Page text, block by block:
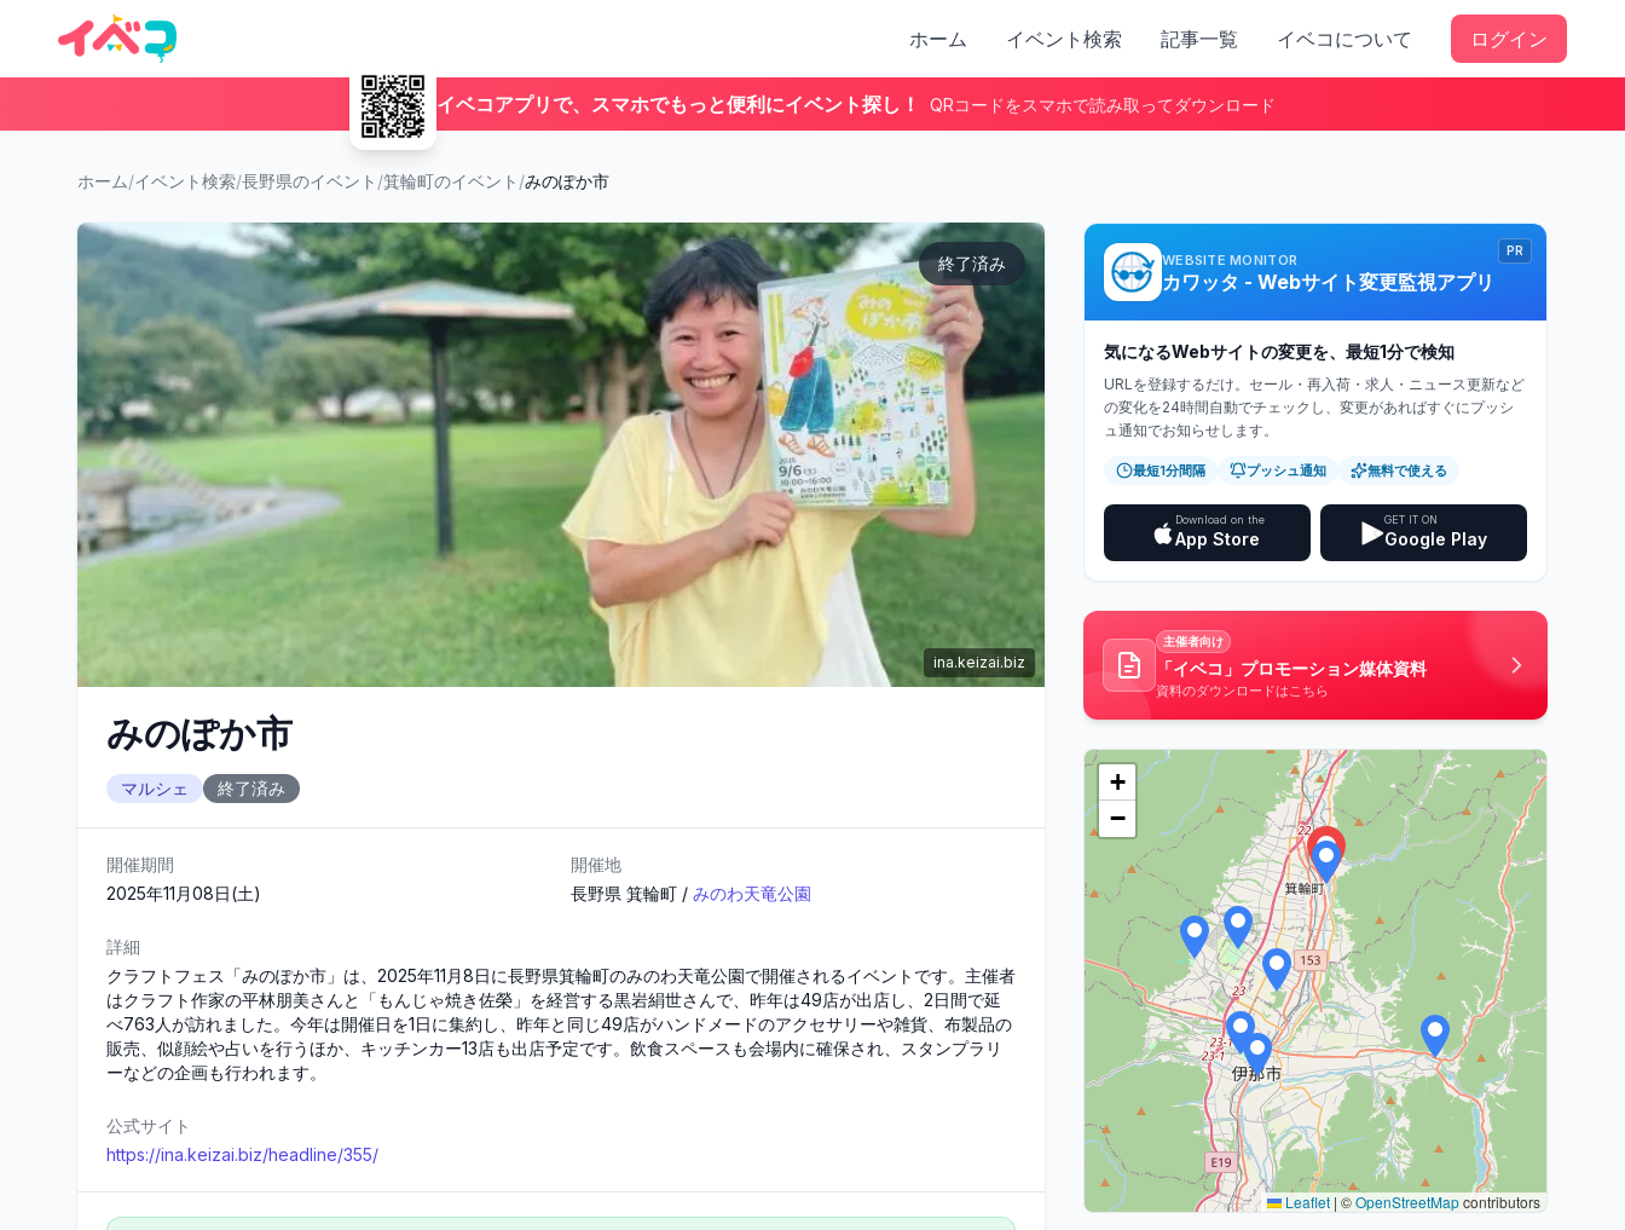
ホーム イベント検索 記事一覧 イベコについて ログイン
イベコアプリで、スマホでもっと便利にイベント探し！ QRコードをスマホで読み取ってダウンロード
ホーム/イベント検索/長野県のイベント /箕輪町のイベント /みのぽか市
ina.keizai.biz
終了済み
みのぽか市
マルシェ 終了済み
開催期間
2025年11月08日(土)
開催地
長野県 箕輪町 / みのわ天竜公園
詳細
クラフトフェス「みのぽか市」は、2025年11月8日に長野県箕輪町のみのわ天竜公園で開催されるイベントです。主催者
はクラフト作家の平林朋美さんと「もんじゃ焼き佐榮」を経営する黒岩絹世さんで、昨年は49店が出店し、2日間で延
べ763人が訪れました。今年は開催日を1日に集約し、昨年と同じ49店がハンドメードのアクセサリーや雑貨、布製品の
販売、似顔絵や占いを行うほか、キッチンカー13店も出店予定です。飲食スペースも会場内に確保され、スタンプラリ
ーなどの企画も行われます。
公式サイト
https://ina.keizai.biz/headline/355/
PR
WEBSITE MONITOR
カワッタ - Webサイト変更監視アプリ
気になるWebサイトの変更を、最短1分で検知
URLを登録するだけ。セール・再入荷・求人・ニュース更新など
の変化を24時間自動でチェックし、変更があればすぐにプッシ
ュ通知でお知らせします。
最短1分間隔 プッシュ通知 無料で使える
Download on the
App Store
GET IT ON
Google Play
主催者向け
「イベコ」プロモーション媒体資料
資料のダウンロードはこちら
+
−
Leaflet | ©OpenStreetMapcontributors